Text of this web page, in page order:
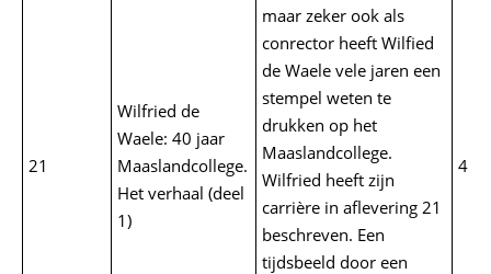
21
Wilfried de
Waele: 40 jaar
Maaslandcollege.
Het verhaal (deel
1)
maar zeker ook als
conrector heeft Wilfied
de Waele vele jaren een
stempel weten te
drukken op het
Maaslandcollege.
Wilfried heeft zijn
carrière in aflevering 21
beschreven. Een
tijdsbeeld door een
4